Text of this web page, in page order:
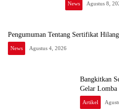
News Agustus 8,
Pengumuman Tentang Sertifikat Hilang
News Agustus 4, 2026
Bangkitkan
Gelar Lomba
Artikel